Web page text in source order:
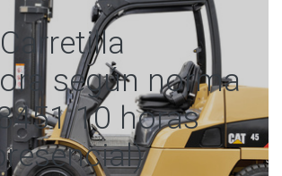
según norma
10 horas